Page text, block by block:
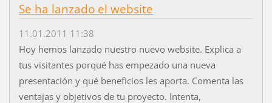
Se ha lanzado el website
11.01.2011 11:38
Hoy hemos lanzado nuestro nuevo website. Explica a
tus visitantes porqué has empezado una nueva
presentación y qué beneficios les aporta. Comenta las
ventajas y objetivos de tu proyecto. Intenta,